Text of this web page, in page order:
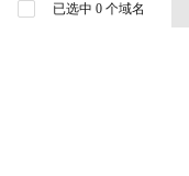
已选中 0 个域名